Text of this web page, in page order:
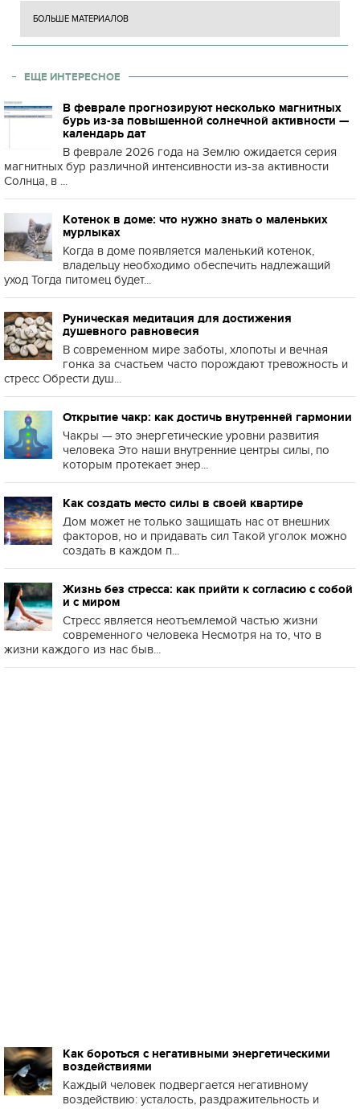
БОЛЬШЕ МАТЕРИАЛОВ
ЕЩЕ ИНТЕРЕСНОЕ
В феврале прогнозируют несколько магнитных
бурь из-за повышенной солнечной активности —
календарь дат
В феврале 2026 года на Землю ожидается серия
магнитных бур различной интенсивности из-за активности
Солнца, в ...
Котенок в доме: что нужно знать о маленьких
мурлыках
Когда в доме появляется маленький котенок,
владельцу необходимо обеспечить надлежащий
уход Тогда питомец будет...
Руническая медитация для достижения
душевного равновесия
В современном мире заботы, хлопоты и вечная
гонка за счастьем часто порождают тревожность и
стресс Обрести душ...
Открытие чакр: как достичь внутренней гармонии
Чакры — это энергетические уровни развития
человека Это наши внутренние центры силы, по
которым протекает энер...
Как создать место силы в своей квартире
Дом может не только защищать нас от внешних
факторов, но и придавать сил Такой уголок можно
создать в каждом п...
Жизнь без стресса: как прийти к согласию с собой
и с миром
Стресс является неотъемлемой частью жизни
современного человека Несмотря на то, что в
жизни каждого из нас быв...
Как бороться с негативными энергетическими
воздействиями
Каждый человек подвергается негативному
воздействию: усталость, раздражительность и